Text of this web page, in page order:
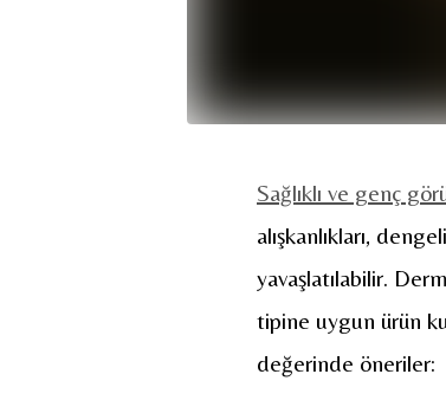
Sağlıklı ve genç
alışkanlıkları,
yavaşlatılabilir.
tipine uygun ürün
değerinde öneriler: